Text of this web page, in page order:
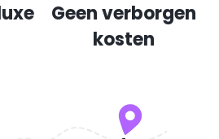
Geen verborgen
kosten